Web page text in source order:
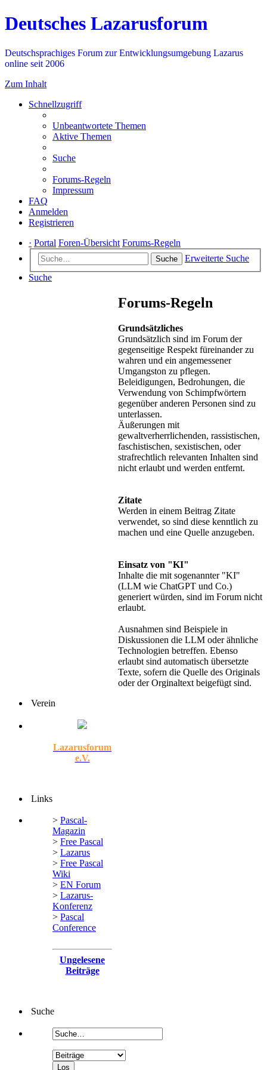
Deutsches Lazarusforum
Deutschsprachiges Forum zur Entwicklungsumgebung Lazarus
online seit 2006
Zum Inhalt
Schnellzugriff
Unbeantwortete Themen
Aktive Themen
Suche
Forums-Regeln
Impressum
FAQ
Anmelden
Registrieren
· Portal Foren-Übersicht Forums-Regeln
Suche
Erweiterte Suche
Suche
Forums-Regeln
Grundsätzliches
Grundsätzlich sind im Forum der
gegenseitige Respekt füreinander zu
wahren und ein angemessener
Umgangston zu pflegen.
Beleidigungen, Bedrohungen, die
Verwendung von Schimpfwörtern
gegenüber anderen Personen sind zu
unterlassen.
Äußerungen mit
gewaltverherrlichenden, rassistischen,
faschistischen, sexistischen, oder
strafrechtlich relevanten Inhalten sind
nicht erlaubt und werden entfernt.
Zitate
Werden in einem Beitrag Zitate
verwendet, so sind diese kenntlich zu
machen und eine Quelle anzugeben.
Einsatz von "KI"
Inhalte die mit sogenannter "KI"
(LLM wie ChatGPT und Co.)
generiert würden, sind im Forum nicht
erlaubt.
Ausnahmen sind Beispiele in
Diskussionen die LLM oder ähnliche
Technologien betreffen. Ebenso
erlaubt sind automatisch übersetzte
Texte, sofern die Quelle des Originals
oder der Orginaltext beigefügt sind.
Verein
Lazarusforum
e.V.
Links
> Pascal-
Magazin
> Free Pascal
> Lazarus
> Free Pascal
Wiki
> EN Forum
> Lazarus-
Konferenz
> Pascal
Conference
Ungelesene
Beiträge
Suche